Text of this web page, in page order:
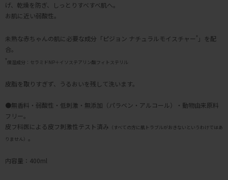
げ、乾燥を防ぎ、しっとりすべすべ肌へ。
お肌に近い弱酸性。
未熟な赤ちゃんの肌に必要な成分「ピジョン ナチュラルモイスチャー * 」を配
合。
*保湿成分：セラミドNP＋イソステアリン酸フィトステリル
皮脂を取りすぎず、うるおいを残して洗います。
●無香料・弱酸性・低刺激・無添加（パラベン・アルコール）・動物由来原料
フリー。
皮フ科医による皮フ刺激性テスト済み （すべての方に肌トラブルがおきないというわけではあ
りません） 。
内容量：400ml